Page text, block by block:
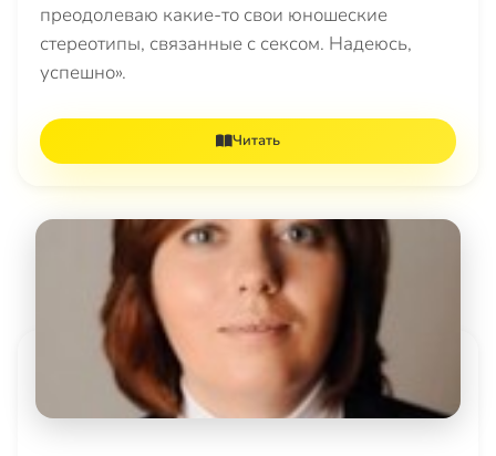
преодолеваю какие-то свои юношеские
стереотипы, связанные с сексом. Надеюсь,
успешно».
Читать